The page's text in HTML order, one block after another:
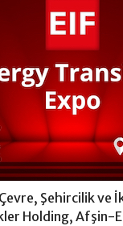
Şehircilik ve
Holding, Afşin-